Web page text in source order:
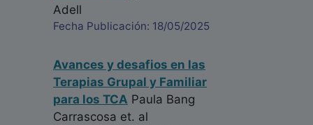
Adell
Fecha Publicación: 18/05/2025
Avances y desafios en las
Terapias Grupal y Familiar
para los TCA Paula Bang
Carrascosa et. al